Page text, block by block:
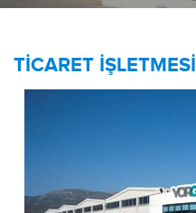
TİCARET İŞLETMESİ